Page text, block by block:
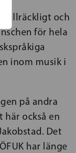
tillräckligt och
för hela
inom musik i
på andra
också en
Det
har länge